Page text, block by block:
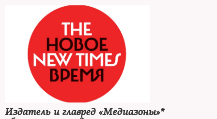
Издатель и главред «Медиазоны»*